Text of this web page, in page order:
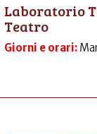
Laboratorio
Teatro
Giorni e orari: